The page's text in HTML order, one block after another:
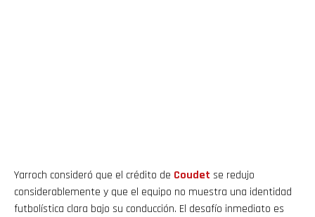
Yarroch consideró que el crédito de Coudet se redujo
considerablemente y que el equipo no muestra una identidad
futbolística clara bajo su conducción. El desafío inmediato es